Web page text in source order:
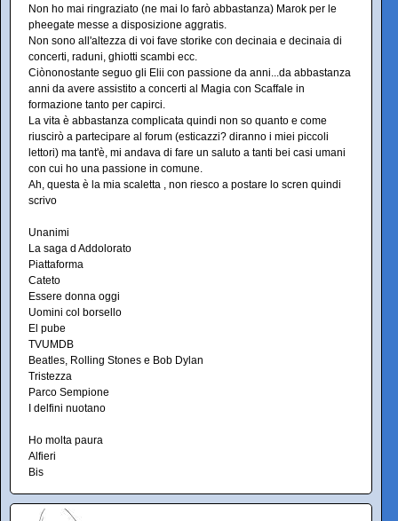
Non ho mai ringraziato (ne mai lo farò abbastanza) Marok per le
pheegate messe a disposizione aggratis.
Non sono all'altezza di voi fave storike con decinaia e decinaia di
concerti, raduni, ghiotti scambi ecc.
Ciònonostante seguo gli Elii con passione da anni...da abbastanza
anni da avere assistito a concerti al Magia con Scaffale in
formazione tanto per capirci.
La vita è abbastanza complicata quindi non so quanto e come
riuscirò a partecipare al forum (esticazzi? diranno i miei piccoli
lettori) ma tant'è, mi andava di fare un saluto a tanti bei casi umani
con cui ho una passione in comune.
Ah, questa è la mia scaletta , non riesco a postare lo scren quindi
scrivo
Unanimi
La saga d Addolorato
Piattaforma
Cateto
Essere donna oggi
Uomini col borsello
El pube
TVUMDB
Beatles, Rolling Stones e Bob Dylan
Tristezza
Parco Sempione
I delfini nuotano
Ho molta paura
Alfieri
Bis